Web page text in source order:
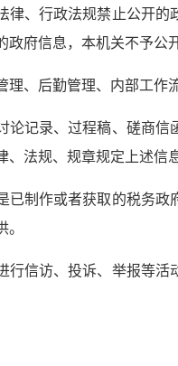
律、行政法规禁止公开的
府信息，本机关不予公开
、后勤管理、内部工作
论记录、过程稿、磋商信
法规、规章规定上述信
已制作或者获取的税务政
行信访、投诉、举报等